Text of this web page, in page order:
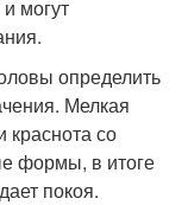
могут
определить
Мелкая
краснота со
формы, в итоге
покоя.